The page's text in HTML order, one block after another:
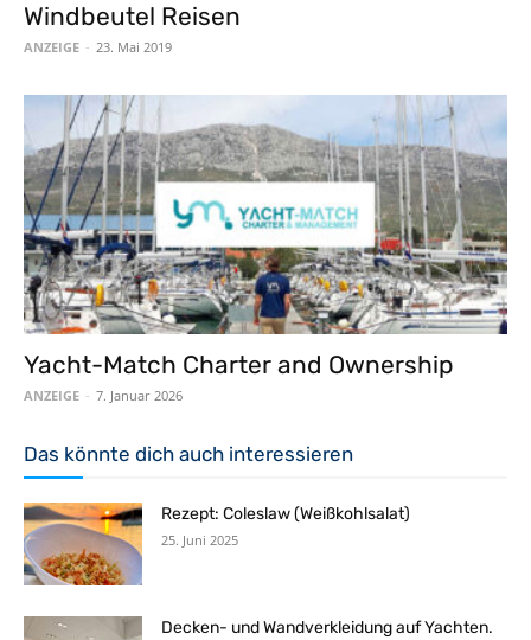
Windbeutel Reisen
ANZEIGE - 23. Mai 2019
Yacht-Match Charter and Ownership
ANZEIGE - 7. Januar 2026
Das könnte dich auch interessieren
Rezept: Coleslaw (Weißkohlsalat)
25. Juni 2025
Decken- und Wandverkleidung auf Yachten.